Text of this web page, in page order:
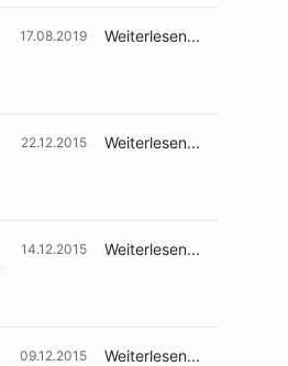
17.08.2019 Weiterlesen...
22.12.2015 Weiterlesen...
14.12.2015 Weiterlesen...
09.12.2015 Weiterlesen...